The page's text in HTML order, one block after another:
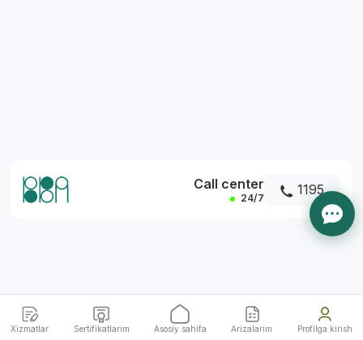
Call center
24/7 1195
Xizmatlar Sertifikatlarim Asosiy sahifa Arizalarim Profilga kirish